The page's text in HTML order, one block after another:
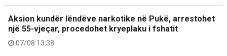
Aksion kundër lëndëve narkotike në Pukë, arrestohet
një 55-vjeçar, procedohet kryeplaku i fshatit
07/08 13:38